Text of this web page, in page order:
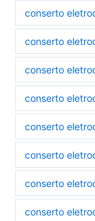
conserto
conserto
conserto
conserto
conserto
conserto
conserto
conserto